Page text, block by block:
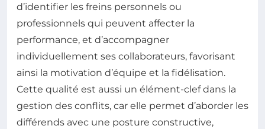
d’identifier les freins personnels ou
professionnels qui peuvent affecter la
performance, et d’accompagner
individuellement ses collaborateurs, favorisant
ainsi la motivation d’équipe et la fidélisation.
Cette qualité est aussi un élément-clef dans la
gestion des conflits, car elle permet d’aborder les
différends avec une posture constructive,